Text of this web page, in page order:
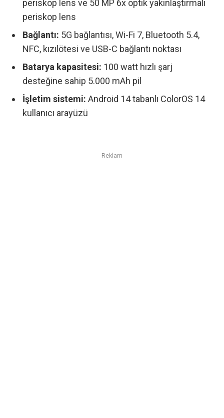
periskop lens ve 50 MP 6x optik yakınlaştırmalı
periskop lens
Bağlantı: 5G bağlantısı, Wi-Fi 7, Bluetooth 5.4,
NFC, kızılötesi ve USB-C bağlantı noktası
Batarya kapasitesi: 100 watt hızlı şarj
desteğine sahip 5.000 mAh pil
İşletim sistemi: Android 14 tabanlı ColorOS 14
kullanıcı arayüzü
Reklam